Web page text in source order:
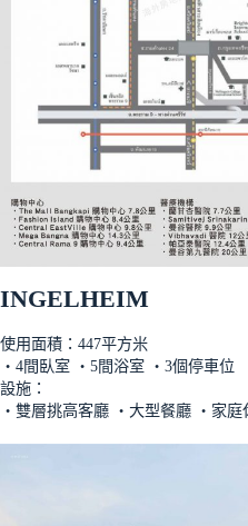
INGELHEIM
使用面積：447平方米
‧4間臥室 ‧5間浴室 ‧3個停車位
設施：
‧雙層挑高客廳 ‧大型餐廳 ‧家